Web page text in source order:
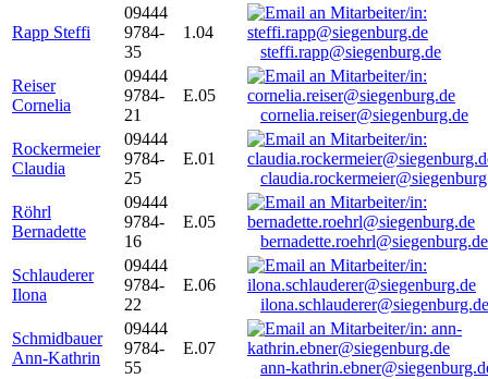
Rapp Steffi
09444
9784-
35
1.04
steffi.rapp@siegenburg.de
Reiser
Cornelia
09444
9784-
21
E.05
cornelia.reiser@siegenburg.de
Rockermeier
Claudia
09444
9784-
25
E.01
Röhrl
Bernadette
09444
9784-
16
E.05
bernadette.roehrl@siegenburg.de
Schlauderer
Ilona
09444
9784-
22
E.06
ilona.schlauderer@siegenburg.de
Schmidbauer
Ann-Kathrin
09444
9784-
55
E.07
ann-